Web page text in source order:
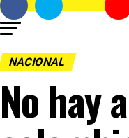
NACIONAL
No hay